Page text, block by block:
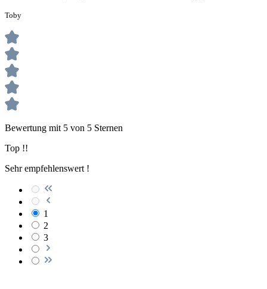
Toby
Bewertung mit 5 von 5 Sternen
Top !!
Sehr empfehlenswert !
1
2
3